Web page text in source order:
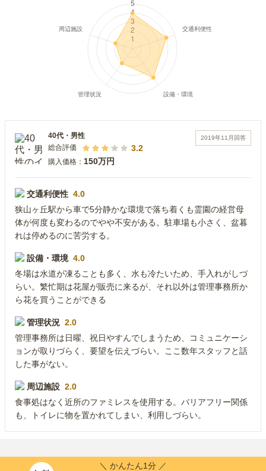
2019年11月 回答
40代 ・ 男性
総合評価
3.2
購入価格： 150万円
交通利便性 4.0
狭山ヶ丘駅から車で5分静かな環境で落ち着くも霊園の経営母
体が何度も変わるのでやや不安がある。駐車場も小さく、盆暮
れは停めるのに苦労する。
設備・環境 4.0
冬場は水道が凍ることも多く、水も冷たいため、手入れがしづ
らい。繁忙期は花屋が販売に来るが、それ以外は管理事務所か
ら花を買うことができる
管理状況 2.0
管理事務所は日曜、祝日やすんでしまうため、コミュニケーシ
ョンが取りづらく、要望を伝えづらい。ここ数年スタッフと話
した事がない。
周辺施設 2.0
食事処はなく近所のファミレスを使用する。バリアフリー関係
も、トイレに物を置かれてしまい、利用しづらい。
＼ かんたん1分 ／